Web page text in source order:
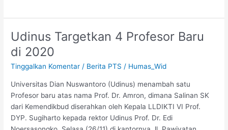
Udinus Targetkan 4 Profesor Baru
di 2020
Tinggalkan Komentar / Berita PTS / Humas_Wid
Universitas Dian Nuswantoro (Udinus) menambah satu
Profesor baru atas nama Prof. Dr. Amron, dimana Salinan SK
dari Kemendikbud diserahkan oleh Kepala LLDIKTI VI Prof.
DYP. Sugiharto kepada rektor Udinus Prof. Dr. Edi
Udinus
Targetkan
4
Profesor